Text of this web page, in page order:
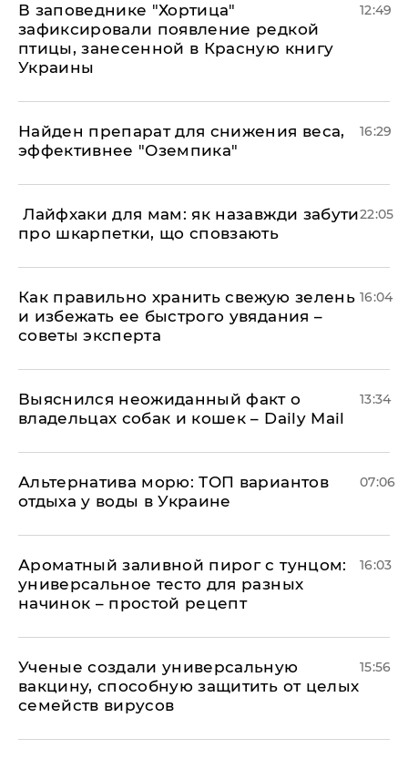
В заповеднике "Хортица"
зафиксировали появление редкой
птицы, занесенной в Красную книгу
Украины
12:49
Найден препарат для снижения веса,
эффективнее "Оземпика"
16:29
​ Лайфхаки для мам: як назавжди забути
про шкарпетки, що сповзають
22:05
Как правильно хранить свежую зелень
и избежать ее быстрого увядания –
советы эксперта
16:04
Выяснился неожиданный факт о
владельцах собак и кошек – Daily Mail
13:34
Альтернатива морю: ТОП вариантов
отдыха у воды в Украине
07:06
Ароматный заливной пирог с тунцом:
универсальное тесто для разных
начинок – простой рецепт
16:03
Ученые создали универсальную
вакцину, способную защитить от целых
семейств вирусов
15:56